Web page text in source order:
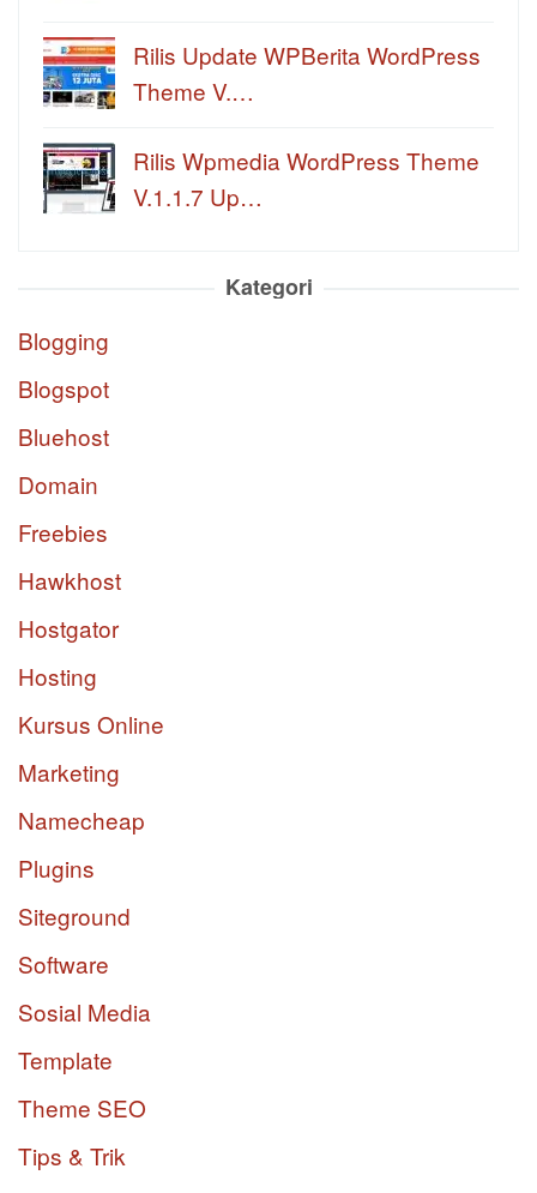
Rilis Update WPBerita WordPress
Theme V.…
Rilis Wpmedia WordPress Theme
V.1.1.7 Up…
Kategori
Blogging
Blogspot
Bluehost
Domain
Freebies
Hawkhost
Hostgator
Hosting
Kursus Online
Marketing
Namecheap
Plugins
Siteground
Software
Sosial Media
Template
Theme SEO
Tips & Trik